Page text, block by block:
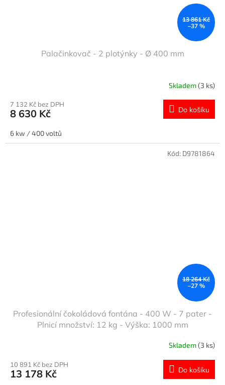
13 861 Kč
–37 %
Palačinkovač - 2 plotýnky - Ø 400 mm
Skladem(3 ks)
7 132 Kč bez DPH
8 630 Kč Do košíku
6 kw / 400 voltů
18 264 Kč
–27 %
Profesionální čokoládová fontána - 400 W - 7 pater -
Plnicí množství: 12 kg - Výška: 1000 mm
Skladem(3 ks)
10 891 Kč bez DPH
13 178 Kč Do košíku
Kód: D9781864